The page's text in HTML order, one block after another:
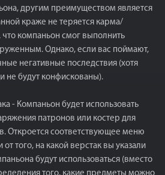
другим преимуществом является
краже не теряется карма/
что компаньон смог выполнить
Однако, если вас поймают,
негативные последствия (хотя
будут конфискованы).
- Компаньон будет использовать
патронов или костер для
Откроется соответствующее меню
того, на какой верстак вы указали
будут использоваться (вместо